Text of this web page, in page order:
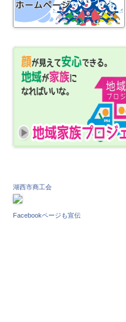
湖西市商工会
Facebookページも宣伝